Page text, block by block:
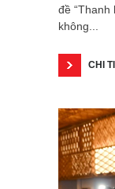
đề “Thanh
không...
CHI